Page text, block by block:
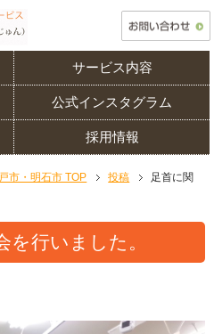
サービス内容
公式インスタグラム
採用情報
市・明石市 TOP 投稿
足首に関
を行いました。